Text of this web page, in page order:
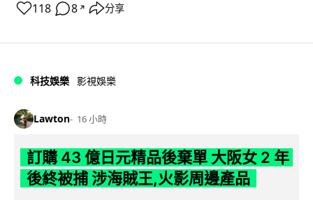
118 8 ↗ 分享
科技娛樂 影視娛樂
Lawton 16 小時
訂購 43 億日元精品後棄單 大阪女 2 年
後終被捕 涉海賊王,火影周邊產品